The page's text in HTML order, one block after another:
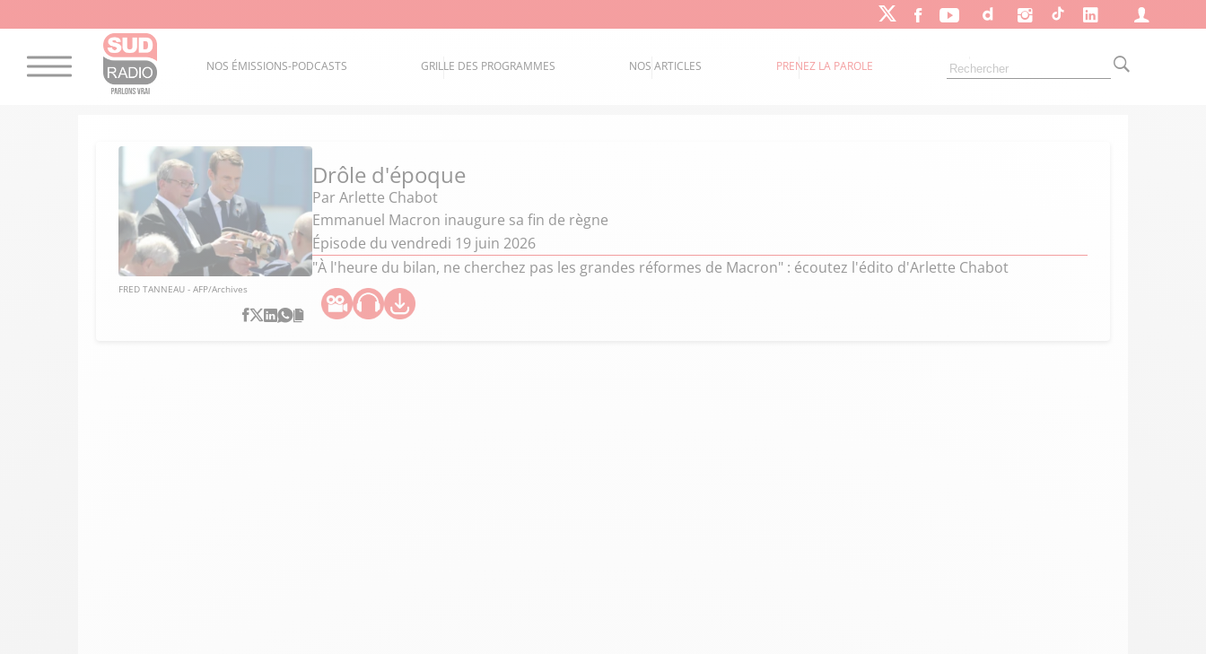
NOS ÉMISSIONS-PODCASTS GRILLE DES PROGRAMMES NOS ARTICLES PRENEZ LA PAROLE
FRED TANNEAU - AFP/Archives
Drôle d'époque
Par Arlette Chabot
Emmanuel Macron inaugure sa fin de règne
Épisode du vendredi 19 juin 2026
"À l'heure du bilan, ne cherchez pas les grandes réformes de Macron" : écoutez l'édito d'Arlette Chabot